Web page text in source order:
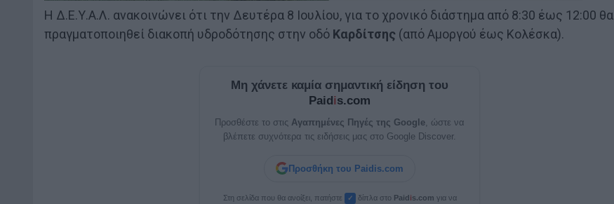
Η Δ.Ε.Υ.Α.Λ. ανακοινώνει ότι την Δευτέρα 8 Ιουλίου, για το χρονικό διάστημα από 8:30 έως 12:00 θα
πραγματοποιηθεί διακοπή υδροδότησης στην οδό Καρδίτσης (από Αμοργού έως Κολέσκα).
Μη χάνετε καμία σημαντική είδηση του
Paidis.com
Προσθέστε το στις Αγαπημένες Πηγές της Google , ώστε να
βλέπετε συχνότερα τις ειδήσεις μας στο Google Discover.
Προσθήκη του Paidis.com
Στη σελίδα που θα ανοίξει, πατήστε ✓ δίπλα στο Paidis.com για να